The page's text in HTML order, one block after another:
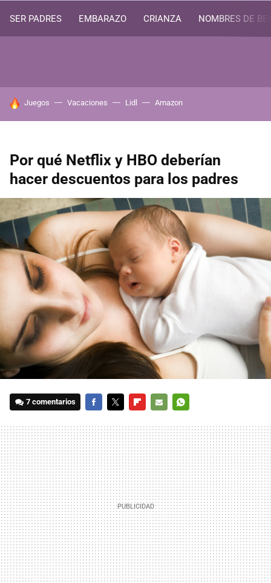
SER PADRES EMBARAZO CRIANZA NOMBRES DE
HOY SE HABLA DE
Juegos Vacaciones Lidl Amazon
Por qué Netflix y HBO deberían
hacer descuentos para los padres
7 comentarios
MAIL